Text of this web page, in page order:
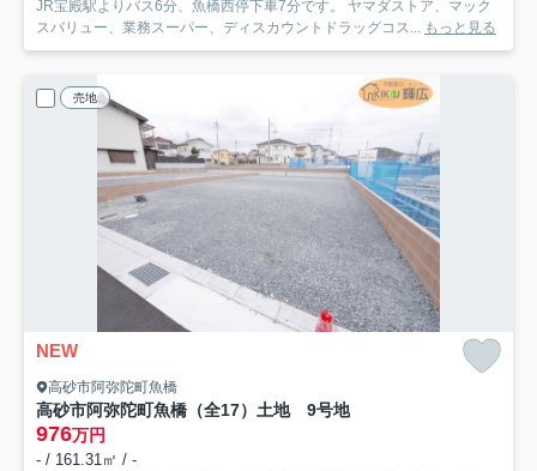
JR宝殿駅よりバス6分、魚橋西停下車7分です。 ヤマダストア、マック
スバリュー、業務スーパー、ディスカウントドラッグコス... もっと見る
売地
NEW
高砂市阿弥陀町魚橋
高砂市阿弥陀町魚橋（全17）土地 9号地
976万円
- / 161.31㎡ / -